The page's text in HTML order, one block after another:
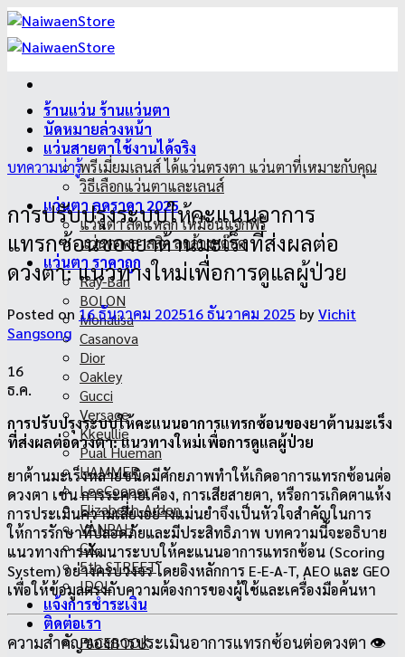
ข้าม
ไป
ยัง
ร้านแว่น ร้านแว่นตา
นัดหมายล่วงหน้า
แว่นสายตาใช้งานได้จริง
พรีเมี่ยมเลนส์ ได้แว่นตรงตา แว่นตาที่เหมาะกับคุณ
วิธีเลือกแว่นตาและเลนส์
แว่นตา ลดราคา 2025
แว่นตา ลดแหลก เหมือนแจกฟรี
แว่นตาคลาสสิค ลดล้างสต๊อค
แว่นตา ราคาถูก
Ray-Ban
BOLON
Monalisa
Casanova
Dior
Oakley
Gucci
Versace
Kkeullie
Pual Hueman
HAMMER
LeeCooper
Elizabeth-Arden
VANPAH
CX
5th STREET
IDOL
แจ้งการชำระเงิน
ติดต่อเรา
FACEBOOK
บทความน่ารู้
การปรับปรุงระบบให้คะแนนอาการ
แทรกซ้อนของยาต้านมะเร็งที่ส่งผลต่อ
ดวงตา: แนวทางใหม่เพื่อการดูแลผู้ป่วย
Posted on 16 ธันวาคม 202516 ธันวาคม 2025 byVichit
Sangsong
16
ธ.ค.
การปรับปรุงระบบให้คะแนนอาการแทรกซ้อนของยาต้านมะเร็ง
ที่ส่งผลต่อดวงตา: แนวทางใหม่เพื่อการดูแลผู้ป่วย
ยาต้านมะเร็งหลายชนิดมีศักยภาพทำให้เกิดอาการแทรกซ้อนต่อ
ดวงตา เช่น การระคายเคือง, การเสียสายตา, หรือการเกิดตาแห้ง
การประเมินความเสี่ยงอย่างแม่นยำจึงเป็นหัวใจสำคัญในการ
ให้การรักษาที่ปลอดภัยและมีประสิทธิภาพ บทความนี้จะอธิบาย
แนวทางการพัฒนาระบบให้คะแนนอาการแทรกซ้อน (Scoring
System) อย่างครบวงจร โดยอิงหลักการ E‑E‑A‑T, AEO และ GEO
เพื่อให้ข้อมูลตรงกับความต้องการของผู้ใช้และเครื่องมือค้นหา
ความสำคัญของการประเมินอาการแทรกซ้อนต่อดวงตา 👁️